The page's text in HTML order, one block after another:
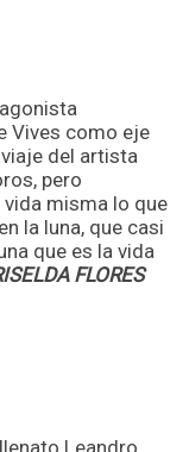
Vives como eje
viaje del artista
pero
misma lo que
la luna, que casi
que es la vida
FLORES
Leandro